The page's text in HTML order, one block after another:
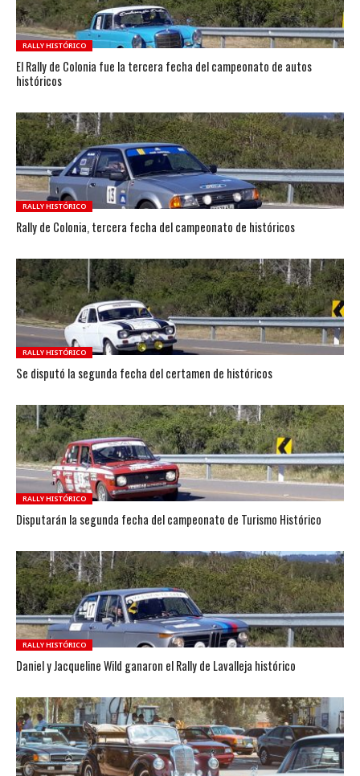
RALLY HISTÓRICO
El Rally de Colonia fue la tercera fecha del campeonato de autos
históricos
RALLY HISTÓRICO
Rally de Colonia, tercera fecha del campeonato de históricos
RALLY HISTÓRICO
Se disputó la segunda fecha del certamen de históricos
RALLY HISTÓRICO
Disputarán la segunda fecha del campeonato de Turismo Histórico
RALLY HISTÓRICO
Daniel y Jacqueline Wild ganaron el Rally de Lavalleja histórico